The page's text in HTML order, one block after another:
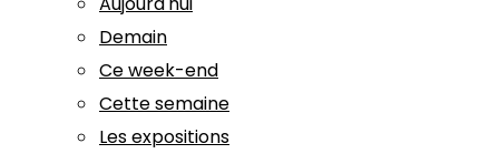
Demain
Ce week-end
Cette semaine
Les expositions